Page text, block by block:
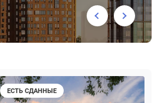
ЕСТЬ СДАННЫЕ